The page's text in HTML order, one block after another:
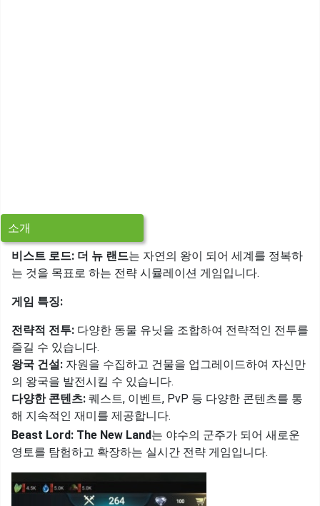
소개
비스트 로드: 더 뉴 랜드는 자연의 왕이 되어 세계를 정복하
는 것을 목표로 하는 전략 시뮬레이션 게임입니다.
게임 특징:
전략적 전투: 다양한 동물 유닛을 조합하여 전략적인 전투를
즐길 수 있습니다.
왕국 건설: 자원을 수집하고 건물을 업그레이드하여 자신만
의 왕국을 발전시킬 수 있습니다.
다양한 콘텐츠: 퀘스트, 이벤트, PvP 등 다양한 콘텐츠를 통
해 지속적인 재미를 제공합니다.
Beast Lord: The New Land는 야수의 군주가 되어 새로운
영토를 탐험하고 확장하는 실시간 전략 게임입니다.